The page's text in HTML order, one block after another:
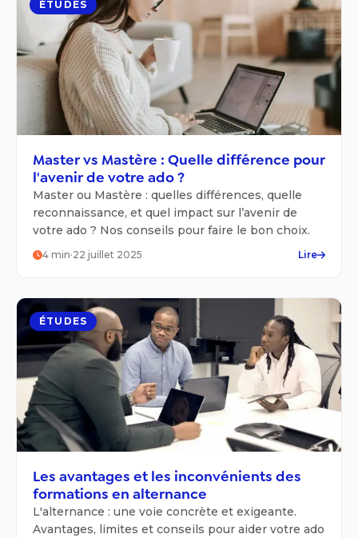
ÉTUDES
Master vs Mastère : Quelle différence pour
l'avenir de votre ado ?
Master ou Mastère : quelles différences, quelle
reconnaissance, et quel impact sur l’avenir de
votre ado ? Nos conseils pour faire le bon choix.
4 min·22 juillet 2025 Lire
ÉTUDES
Les avantages et les inconvénients des
formations en alternance
L'alternance : une voie concrète et exigeante.
Avantages, limites et conseils pour aider votre ado